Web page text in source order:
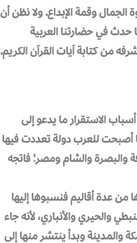
وقمة الإبداع. ولا نظن أن
حدث في حضارتنا العربية
من كتابة آيات القرآن الكريم.
الاستقرار ما يدعو إلى
أصبحت للعرب دولة تعددت فيها
والبصرة والشام ومصر؛ فاتجه
عدة أقاليم فنسبوها إليها
والحيري والأنباري، لأنه جاء
والمدينة وبدأ ينتشر منها إلى